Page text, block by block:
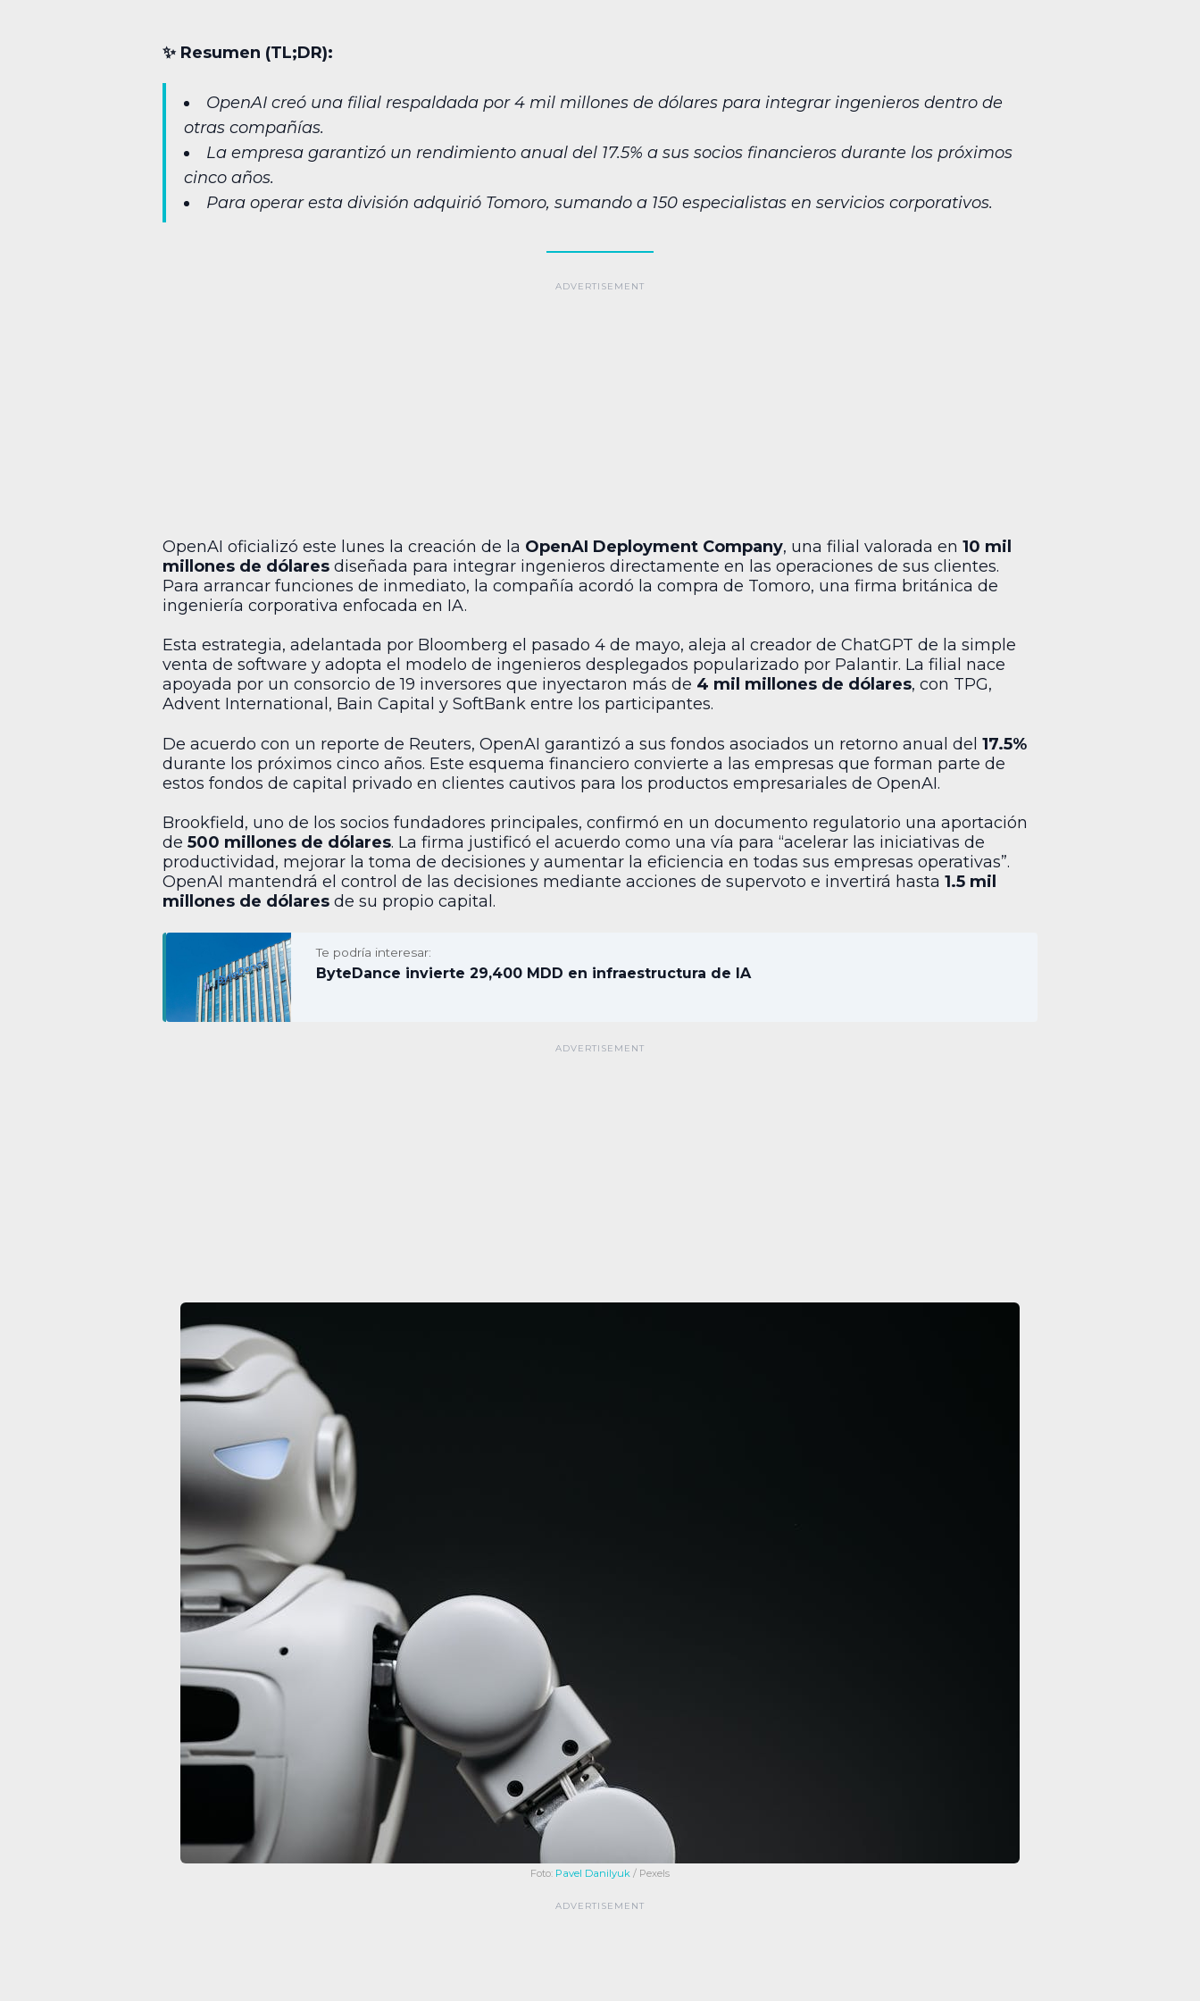
✨︎ Resumen (TL;DR):
OpenAI creó una filial respaldada por 4 mil millones de dólares para integrar ingenieros dentro de
otras compañías.
La empresa garantizó un rendimiento anual del 17.5% a sus socios financieros durante los próximos
cinco años.
Para operar esta división adquirió Tomoro, sumando a 150 especialistas en servicios corporativos.
OpenAI oficializó este lunes la creación de la OpenAI Deployment Company, una filial valorada en 10 mil
millones de dólares diseñada para integrar ingenieros directamente en las operaciones de sus clientes.
Para arrancar funciones de inmediato, la compañía acordó la compra de Tomoro, una firma británica de
ingeniería corporativa enfocada en IA.
Esta estrategia, adelantada por Bloomberg el pasado 4 de mayo, aleja al creador de ChatGPT de la simple
venta de software y adopta el modelo de ingenieros desplegados popularizado por Palantir. La filial nace
apoyada por un consorcio de 19 inversores que inyectaron más de 4 mil millones de dólares, con TPG,
Advent International, Bain Capital y SoftBank entre los participantes.
De acuerdo con un reporte de Reuters, OpenAI garantizó a sus fondos asociados un retorno anual del 17.5%
durante los próximos cinco años. Este esquema financiero convierte a las empresas que forman parte de
estos fondos de capital privado en clientes cautivos para los productos empresariales de OpenAI.
Brookfield, uno de los socios fundadores principales, confirmó en un documento regulatorio una aportación
de 500 millones de dólares. La firma justificó el acuerdo como una vía para “acelerar las iniciativas de
productividad, mejorar la toma de decisiones y aumentar la eficiencia en todas sus empresas operativas”.
OpenAI mantendrá el control de las decisiones mediante acciones de supervoto e invertirá hasta 1.5 mil
millones de dólares de su propio capital.
Te podría interesar:
ByteDance invierte 29,400 MDD en infraestructura de IA
Foto: Pavel Danilyuk / Pexels